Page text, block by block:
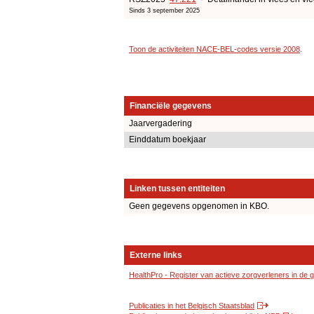
Sinds 3 september 2025
Toon de activiteiten NACE-BEL-codes versie 2008
Financiële gegevens
Jaarvergadering
Einddatum boekjaar
Linken tussen entiteiten
Geen gegevens opgenomen in KBO.
Externe links
HealthPro - Register van actieve zorgverleners in de
Publicaties in het Belgisch Staatsblad